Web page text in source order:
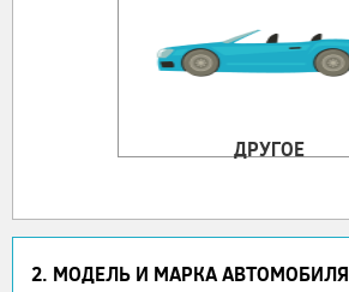
ДРУГОЕ
2. МОДЕЛЬ И МАРКА АВТОМОБИЛЯ